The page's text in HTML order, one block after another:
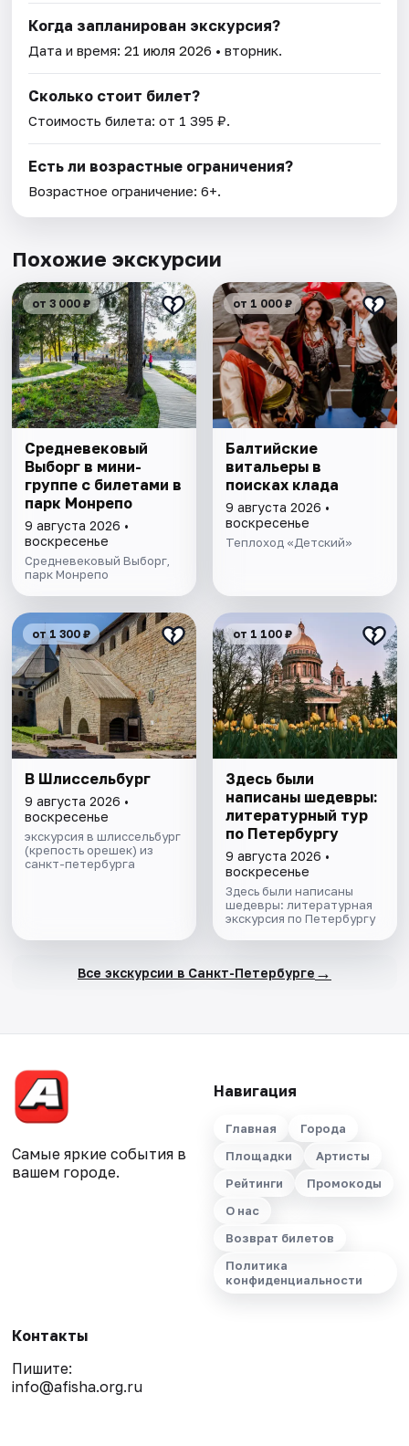
Когда запланирован экскурсия?
Дата и время:21 июля 2026 • вторник.
Сколько стоит билет?
Стоимость билета: от 1 395 ₽.
Есть ли возрастные ограничения?
Возрастное ограничение: 6+.
Похожие экскурсии
от 3 000 ₽
Cредневековый
Выборг в мини-
группе c билетами в
парк Монрепо
9 августа 2026 •
воскресенье
Средневековый Выборг,
парк Монрепо
от 1 000 ₽
Балтийские
витальеры в
поисках клада
9 августа 2026 •
воскресенье
Теплоход «Детский»
от 1 300 ₽
В Шлиссельбург
9 августа 2026 •
воскресенье
экскурсия в шлиссельбург
(крепость орешек) из
санкт-петербурга
от 1 100 ₽
Здесь были
написаны шедевры:
литературный тур
по Петербургу
9 августа 2026 •
воскресенье
Здесь были написаны
шедевры: литературная
экскурсия по Петербургу
Все экскурсии в Санкт-Петербурге →
Самые яркие события в
вашем городе.
Навигация
Главная
Города
Площадки
Артисты
Рейтинги
Промокоды
О нас
Возврат билетов
Политика
конфиденциальности
Контакты
Пишите:
info@afisha.org.ru